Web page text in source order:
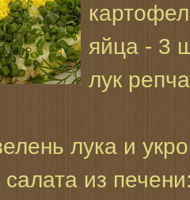
яйца - 3
лук
лука и
из